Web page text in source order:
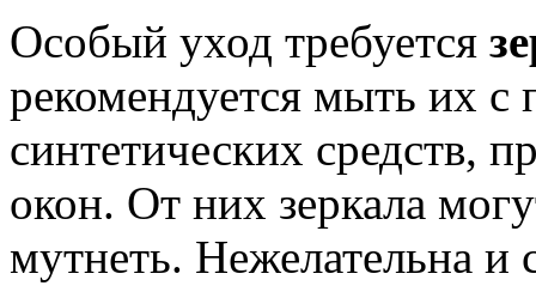
Особый уход требуется
рекомендуется мыть их
синтетических средств,
окон. От них зеркала
мутнеть. Нежелательна и